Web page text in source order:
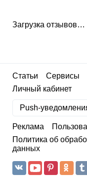
Загрузка отзывов…
Статьи Сервисы
Личный кабинет
Push-
Реклама
Политика об
данных